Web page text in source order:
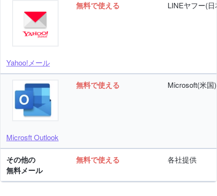
Yahoo!メール
無料で使える LINEヤフー(日
Microsft Outlook
無料で使える Microsoft(米国)
その他の
無料メール
無料で使える 各社提供